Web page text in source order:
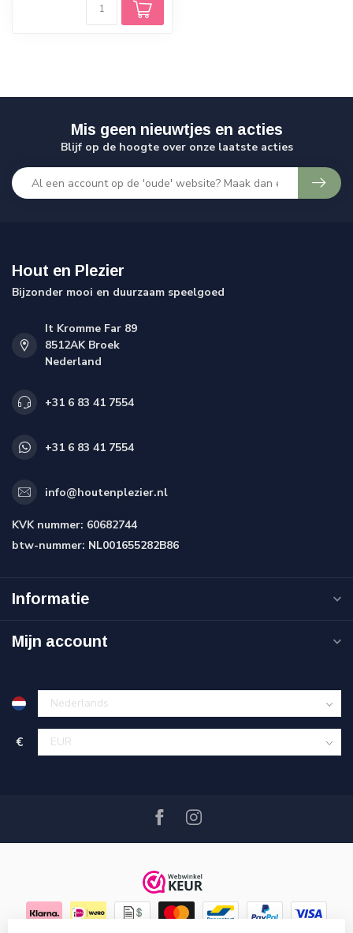
Mis geen nieuwtjes en acties
Blijf op de hoogte over onze laatste acties
Hout en Plezier
Bijzonder mooi en duurzaam speelgoed
It Kromme Far 89
8512AK Broek
Nederland
+31 6 83 41 7554
+31 6 83 41 7554
info@houtenplezier.nl
KVK nummer: 60682744
btw-nummer: NL001655282B86
Informatie
Mijn account
€